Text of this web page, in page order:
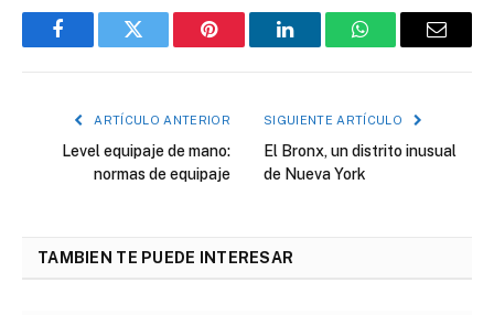
FacebookTwitter Pinterest LinkedInWhatsAppCorreo
ARTÍCULO ANTERIOR
Level equipaje de mano:
normas de equipaje
SIGUIENTE ARTÍCULO
El Bronx, un distrito inusual
de Nueva York
TAMBIEN TE PUEDE INTERESAR